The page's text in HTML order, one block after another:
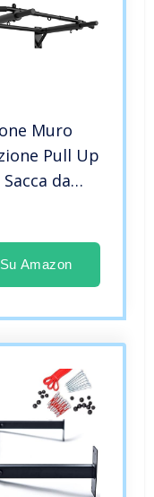
Muro
Pull Up
da
Amazon